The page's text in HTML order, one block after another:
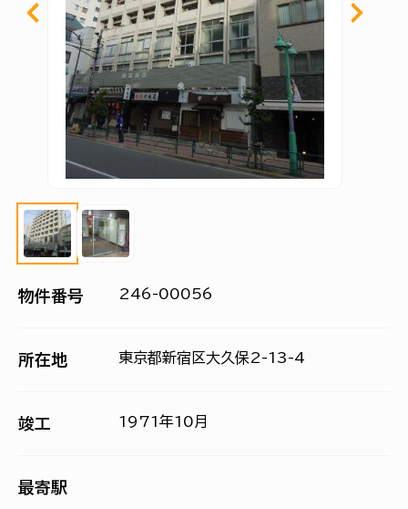
物件番号 246-00056
所在地 東京都新宿区大久保2-13-4
竣工 1971年10月
最寄駅